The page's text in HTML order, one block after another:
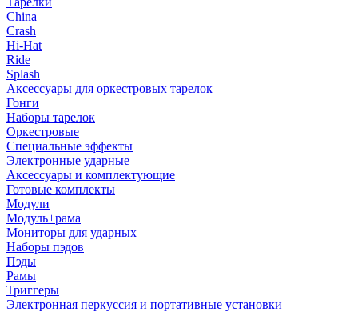
China
Crash
Hi-Hat
Ride
Splash
Аксессуары для оркестровых тарелок
Гонги
Наборы тарелок
Оркестровые
Специальные эффекты
Электронные ударные
Аксессуары и комплектующие
Готовые комплекты
Модули
Модуль+рама
Мониторы для ударных
Наборы пэдов
Пэды
Рамы
Триггеры
Электронная перкуссия и портативные установки